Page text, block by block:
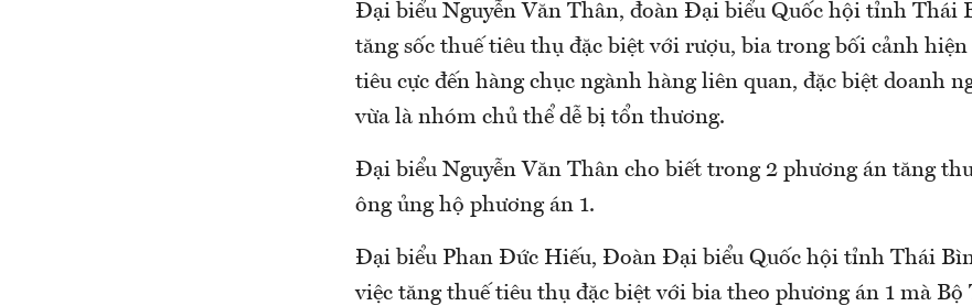
Đại biểu Nguyễn Văn Thân, đoàn Đại biểu Quốc hội tỉnh Thái
tăng sốc thuế tiêu thụ đặc biệt với rượu, bia trong bối cảnh hiện
tiêu cực đến hàng chục ngành hàng liên quan, đặc biệt doanh
vừa là nhóm chủ thể dễ bị tổn thương.
Đại biểu Nguyễn Văn Thân cho biết trong 2 phương án tăng
ông ủng hộ phương án 1.
Đại biểu Phan Đức Hiếu, Đoàn Đại biểu Quốc hội tỉnh Thái
việc tăng thuế tiêu thụ đặc biệt với bia theo phương án 1 mà Bộ